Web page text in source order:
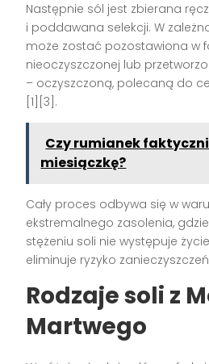
Następnie sól jest zbierana
i poddawana selekcji. W
może zostać pozostawiona w
nieoczyszczonej lub
– oczyszczoną, polecaną do
[1][3].
Czy rumianek
miesiączkę?
Cały proces odbywa się w
ekstremalnego zasolenia,
stężeniu soli nie występuje
eliminuje ryzyko
Rodzaje soli z
Martwego